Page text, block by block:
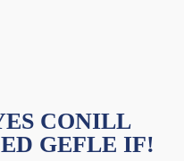
CONILL
GEFLE IF!